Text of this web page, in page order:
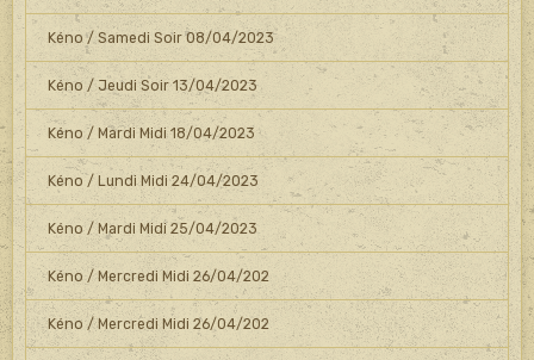
Kéno / Samedi Soir 08/04/2023
Kéno / Jeudi Soir 13/04/2023
Kéno / Mardi Midi 18/04/2023
Kéno / Lundi Midi 24/04/2023
Kéno / Mardi Midi 25/04/2023
Kéno / Mercredi Midi 26/04/202
Kéno / Mercredi Midi 26/04/202